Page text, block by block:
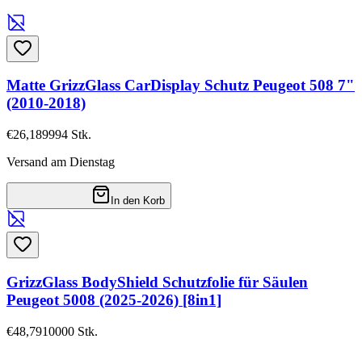
Matte GrizzGlass CarDisplay Schutz Peugeot 508 7"
(2010-2018)
€26,189994 Stk.
Versand am Dienstag
In den Korb
GrizzGlass BodyShield Schutzfolie für Säulen
Peugeot 5008 (2025-2026) [8in1]
€48,7910000 Stk.